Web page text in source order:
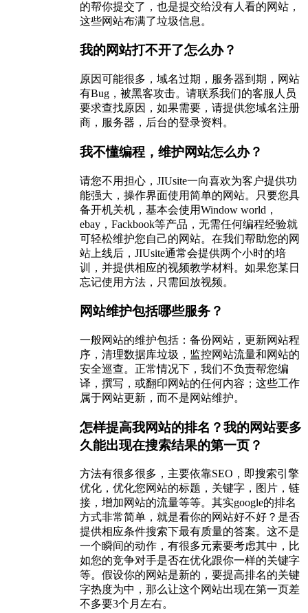
的帮你提交了，也是提交给没有人看的网站，
这些网站布满了垃圾信息。
我的网站打不开了怎么办？
原因可能很多，域名过期，服务器到期，网站
有Bug，被黑客攻击。请联系我们的客服人员
要求查找原因，如果需要，请提供您域名注册
商，服务器，后台的登录资料。
我不懂编程，维护网站怎么办？
请您不用担心，JIUsite一向喜欢为客户提供功
能强大，操作界面使用简单的网站。只要您具
备开机关机，基本会使用Window world，
ebay，Fackbook等产品，无需任何编程经验就
可轻松维护您自己的网站。在我们帮助您的网
站上线后，JIUsite通常会提供两个小时的培
训，并提供相应的视频教学材料。如果您某日
忘记使用方法，只需回放视频。
网站维护包括哪些服务？
一般网站的维护包括：备份网站，更新网站程
序，清理数据库垃圾，监控网站流量和网站的
安全巡查。正常情况下，我们不负责帮您编
译，撰写，或翻印网站的任何内容；这些工作
属于网站更新，而不是网站维护。
怎样提高我网站的排名？我的网站要多
久能出现在搜索结果的第一页？
方法有很多很多，主要依靠SEO，即搜索引擎
优化，优化您网站的标题，关键字，图片，链
接，增加网站的流量等等。其实google的排名
方式非常简单，就是看你的网站好不好？是否
提供相应条件搜索下最有质量的答案。这不是
一个瞬间的动作，有很多元素要考虑其中，比
如您的竞争对手是否在优化跟你一样的关键字
等。假设你的网站是新的，要提高排名的关键
字热度为中，那么让这个网站出现在第一页差
不多要3个月左右。